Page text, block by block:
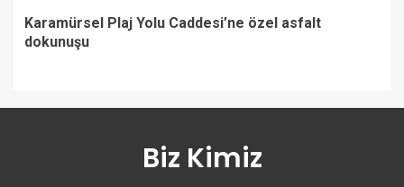
Karamürsel Plaj Yolu Caddesi’ne özel asfalt
dokunuşu
Biz Kimiz